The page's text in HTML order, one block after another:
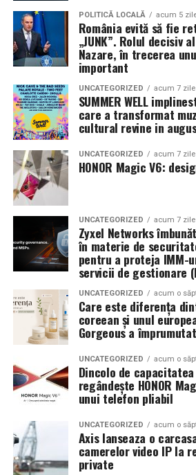
Pe11 februarieva avea loc proiecția
mea”de la Cinema City din City
18:30, unde
regizorul Paul Decu și
Necula, originari din Constanța și
prezenta filmul alături de colegii lor
Alexandra Răduță și Gabriel
Cinema City Shopping City Galați
12 februarie de la 18:30
State și Azaleea Necula și
Pe 13 februarie la ora 18:30
invitați la proiecția specială din
, alături de regizorulPaul Decu
actoriiGabriel Vatavu, Sergiu
Necula, Alexandra Răduță.
De „Ziua Îndrăgostiților”, pe14
City Iulius Mall Suceava, de la
invitați la film alături de regizorul
actoriiSergiu Costache, Vlad si
Alexandra Răduță.
Cineplexx Băneasa Shopping City
București
găzduiește o proiecție
întregii echipe pe15 februarie, de
ÎnCraiova , regizorulPaul Decuși
Costache, Azaleea Necula și Oana
POLITICĂ LOCALĂ acum 5
România evită să fie
„JUNK”. Rolul decisiv
Nazare, în trecerea
important
UNCATEGORIZED acum 7 zile
SUMMER WELL
care a transformat
cultural revine in
UNCATEGORIZED acum 7 zile
HONOR Magic V6:
UNCATEGORIZED acum 7 zile
Zyxel Networks
în materie de
pentru a proteja IMM-
servicii de gestionare
UNCATEGORIZED acum o
Care este diferența
coreean și unul
Gorgeous a
UNCATEGORIZED acum o
Dincolo de
regândește HONOR
unui telefon pliabil
UNCATEGORIZED acum o
Axis lanseaza o
camerelor video IP la
private